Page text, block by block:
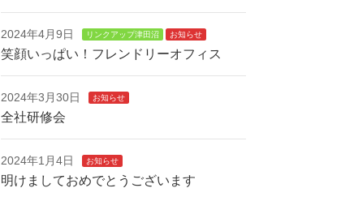
2024年4月9日 リンクアップ津田沼 お知らせ
笑顔いっぱい！フレンドリーオフィス
2024年3月30日 お知らせ
全社研修会
2024年1月4日 お知らせ
明けましておめでとうございます